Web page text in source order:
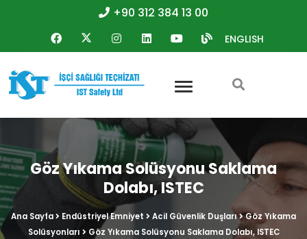
+90 312 384 13 00
ENGLISH
Göz Yıkama Solüsyonu Saklama
Dolabı, ISTEC
Ana Sayfa Endüstriyel Emniyet Acil Güvenlik Duşları
Göz Yıkama
Solüsyonları
Göz Yıkama Solüsyonu Saklama Dolabı, ISTEC